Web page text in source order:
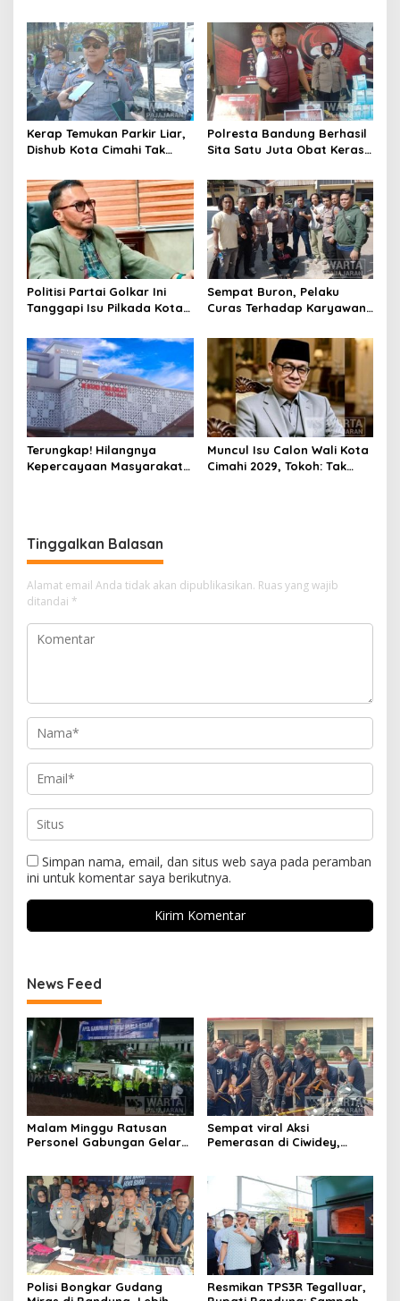
Motor Berknalpot Brong
Riau
Kerap Temukan Parkir Liar,
Dishub Kota Cimahi Tak
Pembinaan
Polresta Bandung Berhasil
Sita Satu Juta Obat Keras
Kasus Narkoba
Politisi Partai Golkar Ini
Tanggapi Isu Pilkada Kota
Sempat Buron, Pelaku
Curas Terhadap Karyawan
Ditangkap Polisi
Terungkap! Hilangnya
Kepercayaan Masyarakat
Muncul Isu Calon Wali Kota
Cimahi 2029, Tokoh: Tak
Tinggalkan Balasan
Alamat email Anda tidak akan dipublikasikan. Ruas yang wajib
ditandai *
Simpan nama, email, dan situs web saya pada peramban
ini untuk komentar saya berikutnya.
News Feed
Malam Minggu Ratusan
Personel Gabungan Gelar
Sempat viral Aksi
Pemerasan di Ciwidey,
Polisi Bongkar Gudang
Resmikan TPS3R Tegalluar,